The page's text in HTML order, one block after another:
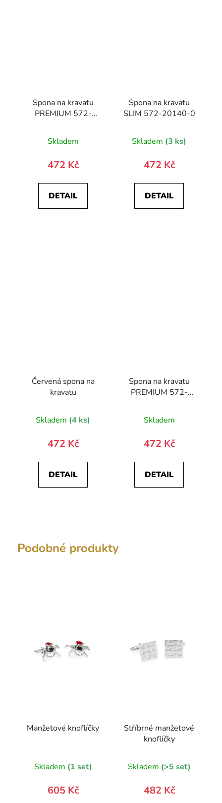
Spona na kravatu
PREMIUM 572-
Skladem
472 Kč
DETAIL
Spona na kravatu
SLIM 572-20140-0
Skladem (3 ks)
472 Kč
DETAIL
Červená spona na
kravatu
Skladem (4 ks)
472 Kč
DETAIL
Spona na kravatu
PREMIUM 572-
Skladem
472 Kč
DETAIL
Podobné produkty
Manžetové knoflíčky
Skladem (1 set)
605 Kč
Stříbrné manžetové
knoflíčky
Skladem (>5 set)
482 Kč